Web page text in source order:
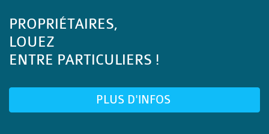
PROPRIÉTAIRES,
LOUEZ
ENTRE PARTICULIERS !
PLUS D'INFOS